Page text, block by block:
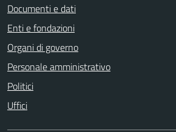
Documenti e dati
Enti e fondazioni
Organi di governo
Personale amministrativo
Politici
Uffici